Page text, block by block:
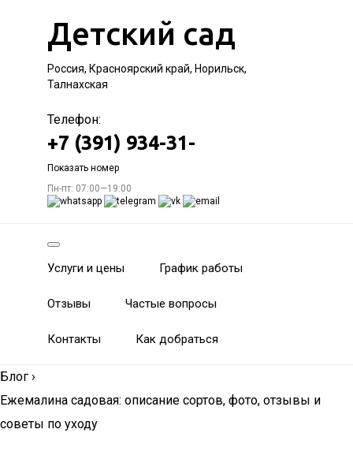
Детский сад
Россия, Красноярский край, Норильск,
Талнахская
Телефон:
+7 (391) 934-31-
Показать номер
Пн-пт: 07:00—19:00
Услуги и цены График работы
Отзывы Частые вопросы
Контакты Как добраться
Блог ›
Ежемалина садовая: описание сортов, фото, отзывы и
советы по уходу